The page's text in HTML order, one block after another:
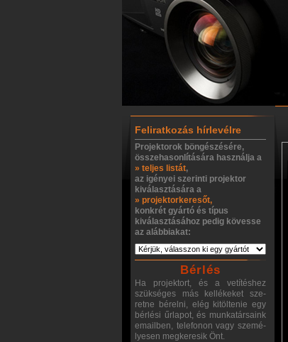
Feliratkozás hírlevélre
Projektorok böngészésére,
összehasonlítására használja a
» teljes listát,
az igényei szerinti projektor
kiválasztására a
» projektorkeresőt,
konkrét gyártó és típus
kiválasztásához pedig kövesse
az alábbiakat:
Bérlés
Ha projektort, és a vetítéshez
szükséges más kellékeket sze-
retne bérelni, elég kitöltenie egy
bérlési űrlapot, és munkatársaink
emailben, telefonon vagy szemé-
lyesen megkeresik Önt.